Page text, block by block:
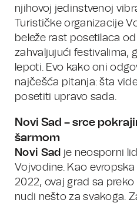
njihovoj jedinstvenoj
Turističke organizacije
beleže rast posetilaca
zahvaljujući festivalima,
lepoti. Evo kako oni
najčešća pitanja: šta
posetiti upravo sada.
Novi Sad – srce
šarmom
Novi Sad je neosporni
Vojvodine. Kao
2022, ovaj grad sa
nudi nešto za svakoga.